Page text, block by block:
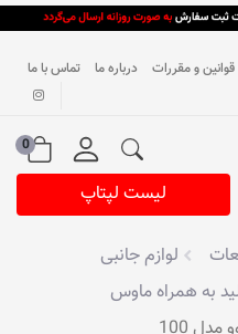
قوانین و مقررات درباره ما تماس با ما
0
لیست لپتاپ
لوازم جانبی
به همراه ماوس